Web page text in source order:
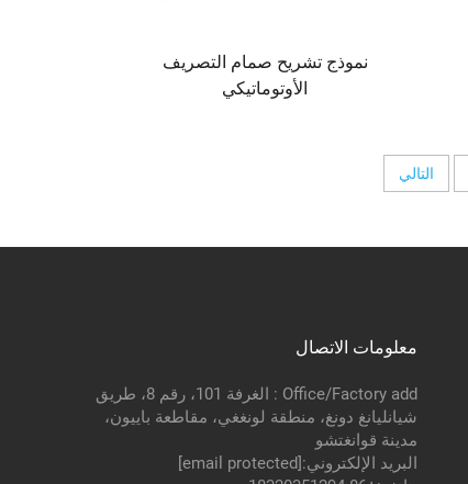
نموذج تشريح صمام التصريف
الأوتوماتيكي
التالي
معلومات الاتصال
Office/Factory add : الغرفة 101، رقم 8، طريق
شيانليانغ دونغ، منطقة لونغغي، مقاطعة باييون،
مدينة قوانغتشو
البريد الإلكتروني:[email protected]